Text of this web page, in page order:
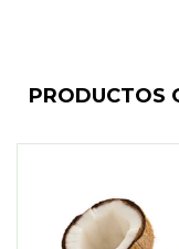
PRODUCTOS